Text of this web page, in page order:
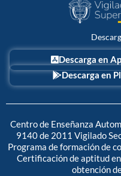
o
o
k
t
t
e
g
r
a
Descarga en
Descarga en
Centro de Enseñanza
9140 de 2011 Vigilado
Programa de formación de
Certificación de aptitud en
obtención